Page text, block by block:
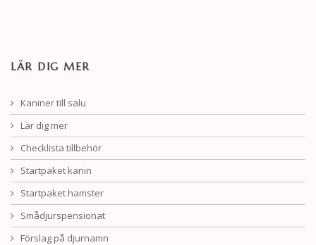
LÄR DIG MER
Kaniner till salu
Lär dig mer
Checklista tillbehör
Startpaket kanin
Startpaket hamster
Smådjurspensionat
Förslag på djurnamn